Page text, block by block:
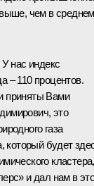
чем в среднем
нас индекс
– 110 процентов.
приняты Вами
это
газа
который будет
кластера,
и дал нам в